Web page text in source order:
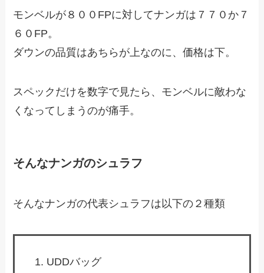
モンベルが８００FPに対してナンガは７７０か７
６０FP。
ダウンの品質はあちらが上なのに、価格は下。
スペックだけを数字で見たら、モンベルに敵わな
くなってしまうのが痛手。
そんなナンガのシュラフ
そんなナンガの代表シュラフは以下の２種類
UDDバッグ